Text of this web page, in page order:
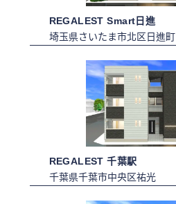
REGALEST Smart日進
埼玉県さいたま市北区日進町
REGALEST 千葉駅
千葉県千葉市中央区祐光